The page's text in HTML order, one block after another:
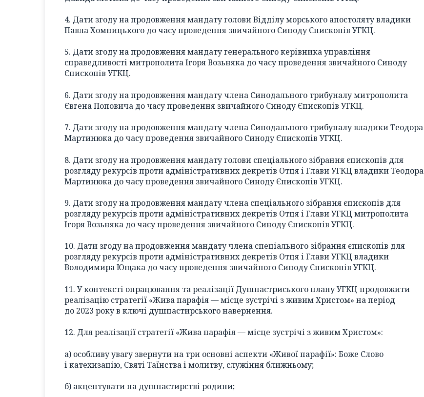
4. Дати згоду на продовження мандату голови Відділу морського апостоляту владики
Павла Хомницького до часу проведення звичайного Синоду Єпископів УГКЦ.
5. Дати згоду на продовження мандату генерального керівника управління
справедливості митрополита Ігоря Возьняка до часу проведення звичайного Синоду
Єпископів УГКЦ.
6. Дати згоду на продовження мандату члена Синодального трибуналу митрополита
Євгена Поповича до часу проведення звичайного Синоду Єпископів УГКЦ.
7. Дати згоду на продовження мандату члена Синодального трибуналу владики Теодора
Мартинюка до часу проведення звичайного Синоду Єпископів УГКЦ.
8. Дати згоду на продовження мандату голови спеціального зібрання єпископів для
розгляду рекурсів проти адміністративних декретів Отця і Глави УГКЦ владики Теодора
Мартинюка до часу проведення звичайного Синоду Єпископів УГКЦ.
9. Дати згоду на продовження мандату члена спеціального зібрання єпископів для
розгляду рекурсів проти адміністративних декретів Отця і Глави УГКЦ митрополита
Ігоря Возьняка до часу проведення звичайного Синоду Єпископів УГКЦ.
10. Дати згоду на продовження мандату члена спеціального зібрання єпископів для
розгляду рекурсів проти адміністративних декретів Отця і Глави УГКЦ владики
Володимира Ющака до часу проведення звичайного Синоду Єпископів УГКЦ.
11. У контексті опрацювання та реалізації Душпастриського плану УГКЦ продовжити
реалізацію стратегії «Жива парафія — місце зустрічі з живим Христом» на період
до 2023 року в ключі душпастирського навернення.
12. Для реалізації стратегії «Жива парафія — місце зустрічі з живим Христом»:
а) особливу увагу звернути на три основні аспекти «Живої парафії»: Боже Слово
і катехизацію, Святі Таїнства і молитву, служіння ближньому;
б) акцентувати на душпастирстві родини;